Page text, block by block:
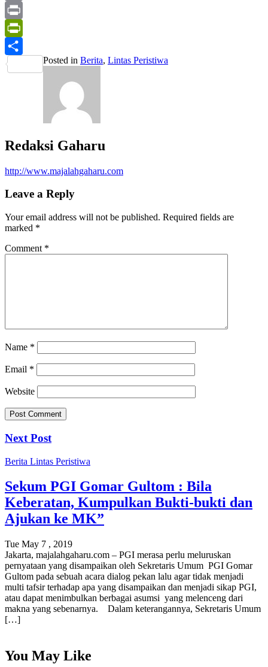
Mail
Email
Print
PrintFriendly
Share
Posted in Berita, Lintas Peristiwa
Redaksi Gaharu
http://www.majalahgaharu.com
Leave a Reply
Your email address will not be published. Required fields are
marked *
Comment *
Name *
Email *
Website
Next Post
Berita Lintas Peristiwa
Sekum PGI Gomar Gultom : Bila
Keberatan, Kumpulkan Bukti-bukti dan
Ajukan ke MK”
Tue May 7 , 2019
Jakarta, majalahgaharu.com – PGI merasa perlu meluruskan
pernyataan yang disampaikan oleh Sekretaris Umum PGI Gomar
Gultom pada sebuah acara dialog pekan lalu agar tidak menjadi
multi tafsir terhadap apa yang disampaikan dan menjadi sikap PGI,
atau dapat menimbulkan berbagai asumsi yang melenceng dari
makna yang sebenarnya. Dalam keterangannya, Sekretaris Umum
[…]
You May Like